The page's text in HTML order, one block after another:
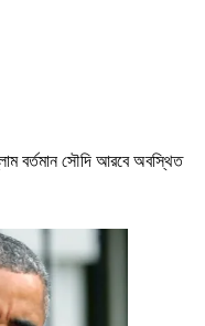
বর্তমান সৌদি আরবে অবস্থিত